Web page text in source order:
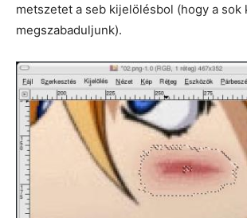
metszetet a seb kijelölésbol (hogy a
megszabaduljunk).